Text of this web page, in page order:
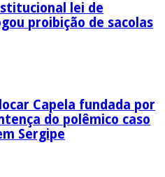
lei de
proibição de sacolas
Capela fundada por
do polêmico caso
Sergipe